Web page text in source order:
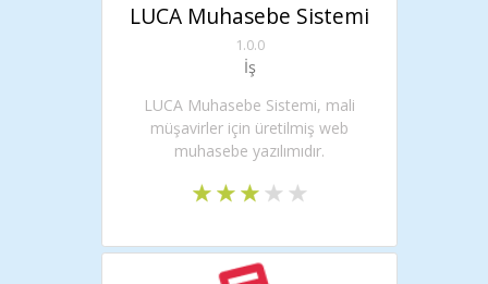
LUCA Muhasebe Sistemi
1.0.0
İş
LUCA Muhasebe Sistemi, mali
müşavirler için üretilmiş web
muhasebe yazılımıdır.